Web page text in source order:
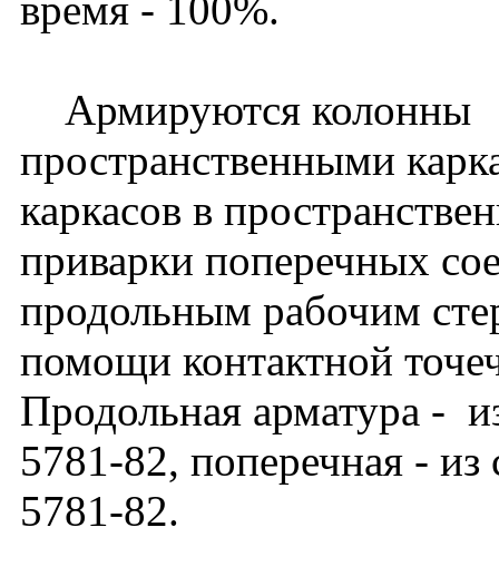
Армируются колонны
пространственными
каркасов в
приварки поперечных
продольным рабочим
помощи контактной
Продольная арматура -
5781-82, поперечная -
5781-82.